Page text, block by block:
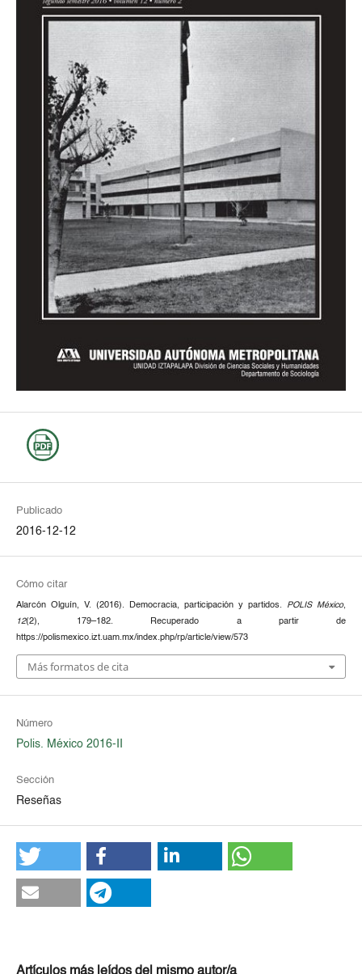
Publicado
2016-12-12
Cómo citar
Alarcón Olguín, V. (2016). Democracia, participación y partidos. POLIS México,
12(2), 179–182. Recuperado a partir de
https://polismexico.izt.uam.mx/index.php/rp/article/view/573
Más formatos de cita
Número
Polis. México 2016-II
Sección
Reseñas
Artículos más leídos del mismo autor/a